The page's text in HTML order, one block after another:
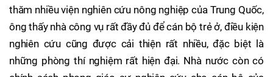
thăm nhiều viện nghiên cứu nông nghiệp của Trung Quốc,
ông thấy nhà công vụ rất đầy đủ để cán bộ trẻ ở, điều kiện
nghiên cứu cũng được cải thiện rất nhiều, đặc biệt là
những phòng thí nghiệm rất hiện đại. Nhà nước còn có